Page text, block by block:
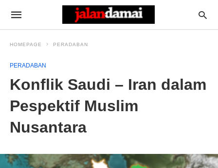
HOMEPAGE PERADABAN
PERADABAN
Konflik Saudi – Iran dalam
Pespektif Muslim
Nusantara